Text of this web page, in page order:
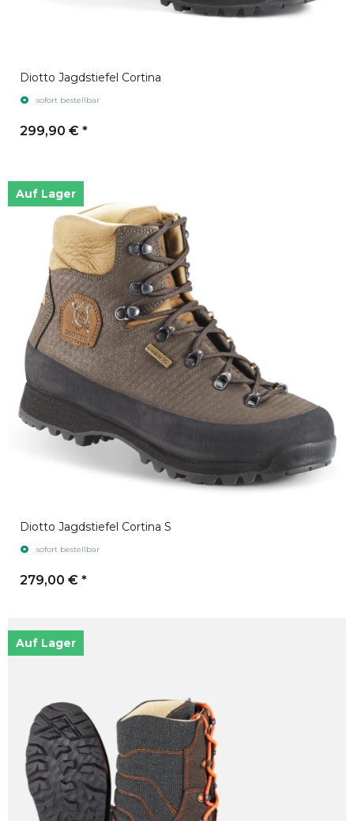
Diotto Jagdstiefel Cortina
sofort bestellbar
299,90 € *
Auf Lager
Diotto Jagdstiefel Cortina S
sofort bestellbar
279,00 € *
Auf Lager